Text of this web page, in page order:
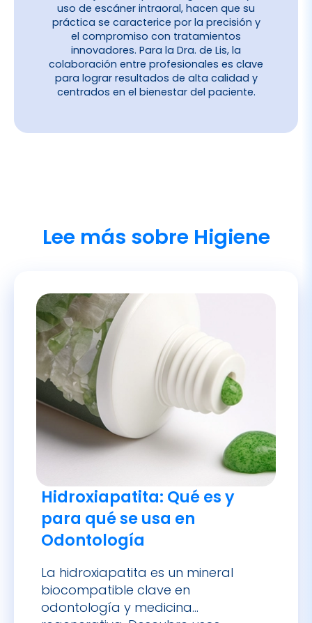
innovadores. Para la Dra. de Lis, la
colaboración entre profesionales es clave
para lograr resultados de alta calidad y
centrados en el bienestar del paciente.
Hidroxiapatita: Qué es y
Odontología
La hidroxiapatita es un mineral
biocompatible clave en
regenerativa. Descubre usos,
beneficios y aplicaciones clínicas
Dr. Ismael Cerezo